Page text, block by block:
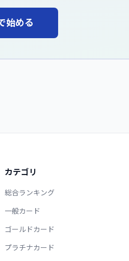
始める
カテゴリ
総合ランキング
一般カード
ゴールドカード
プラチナカード